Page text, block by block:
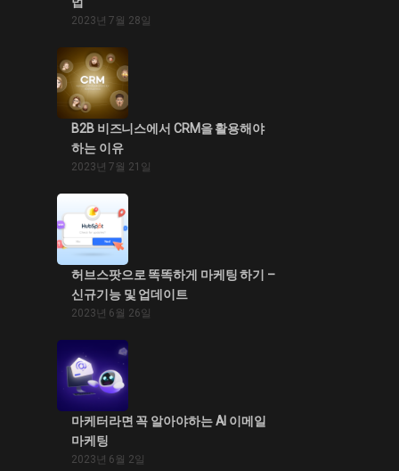
2023년 7월 28일
B2B 비즈니스에서 CRM을 활용해야
하는 이유
2023년 7월 21일
허브스팟으로 똑똑하게 마케팅 하기 –
신규기능 및 업데이트
2023년 6월 26일
마케터라면 꼭 알아야하는 AI 이메일
마케팅
2023년 6월 2일